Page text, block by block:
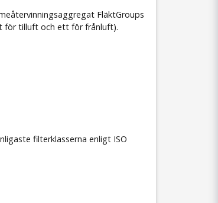
FläktGroups
för tilluft och ett för frånluft).
filterklasserna enligt ISO